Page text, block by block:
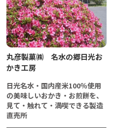
丸彦製菓㈱ 名水の郷日光お
かき工房
日光名水・国内産米100％使用
の美味しいおかき・お煎餅を、
見て・触れて・満喫できる製造
直売所